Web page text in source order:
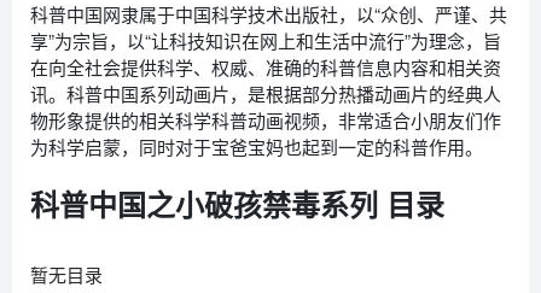
科普中国网隶属于中国科学技术出版社，以“众创、严谨、共
享”为宗旨，以“让科技知识在网上和生活中流行”为理念，旨
在向全社会提供科学、权威、准确的科普信息内容和相关资
讯。科普中国系列动画片，是根据部分热播动画片的经典人
物形象提供的相关科学科普动画视频，非常适合小朋友们作
为科学启蒙，同时对于宝爸宝妈也起到一定的科普作用。
科普中国之小破孩禁毒系列 目录
暂无目录